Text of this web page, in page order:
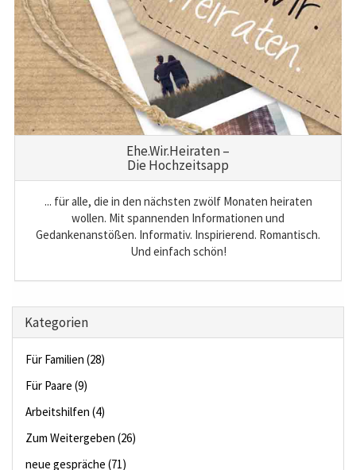
Ehe.Wir.Heiraten –
Die Hochzeitsapp
... für alle, die in den nächsten zwölf Monaten heiraten
wollen. Mit spannenden Informationen und
Gedankenanstößen. Informativ. Inspirierend. Romantisch.
Und einfach schön!
Kategorien
Für Familien (28)
Für Paare (9)
Arbeitshilfen (4)
Zum Weitergeben (26)
neue gespräche (71)